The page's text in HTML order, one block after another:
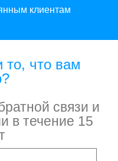
клиентам
то, что вам
связи и
в течение 15